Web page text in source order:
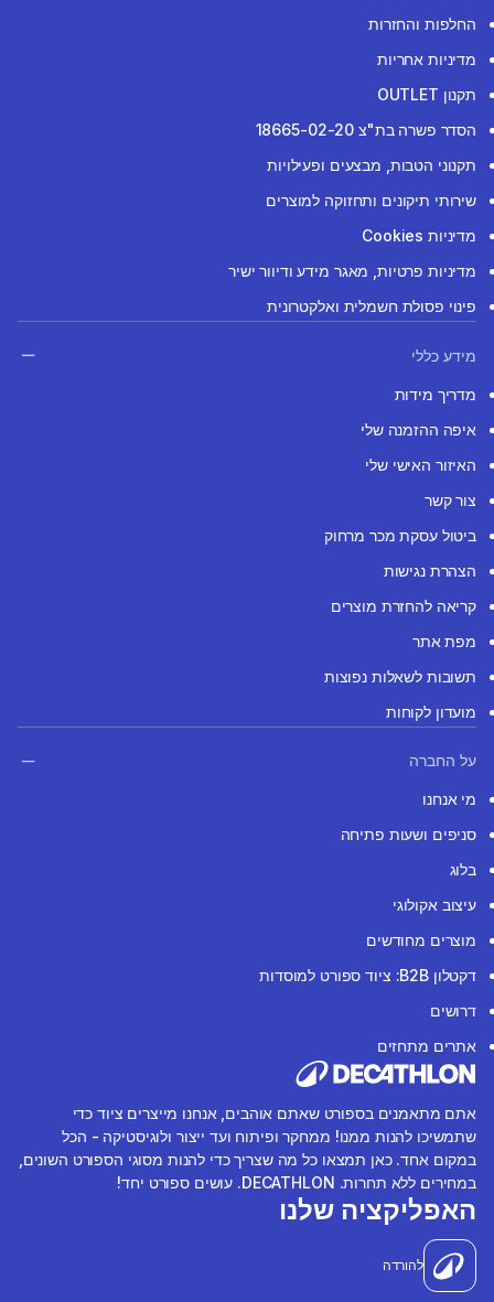
החלפות והחזרות
מדיניות אחריות
תקנון OUTLET
הסדר פשרה בת"צ 18665-02-20
תקנוני הטבות, מבצעים ופעילויות
שירותי תיקונים ותחזוקה למוצרים
מדיניות Cookies
מדיניות פרטיות, מאגר מידע ודיוור ישיר
פינוי פסולת חשמלית ואלקטרונית
מידע כללי
מדריך מידות
איפה ההזמנה שלי
האיזור האישי שלי
צור קשר
ביטול עסקת מכר מרחוק
הצהרת נגישות
קריאה להחזרת מוצרים
מפת אתר
תשובות לשאלות נפוצות
מועדון לקוחות
על החברה
מי אנחנו
סניפים ושעות פתיחה
בלוג
עיצוב אקולוגי
מוצרים מחודשים
דקטלון B2B: ציוד ספורט למוסדות
דרושים
אתרים מתחזים
אתם מתאמנים בספורט שאתם אוהבים, אנחנו מייצרים ציוד כדי
שתמשיכו להנות ממנו! ממחקר ופיתוח ועד ייצור ולוגיסטיקה - הכל
במקום אחד. כאן תמצאו כל מה שצריך כדי להנות מסוגי הספורט השונים,
במחירים ללא תחרות. DECATHLON. עושים ספורט יחד!
האפליקציה שלנו
להורדה